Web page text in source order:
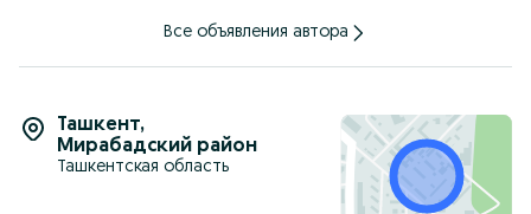
Все объявления автора
Ташкент,
Мирабадский район
Ташкентская область